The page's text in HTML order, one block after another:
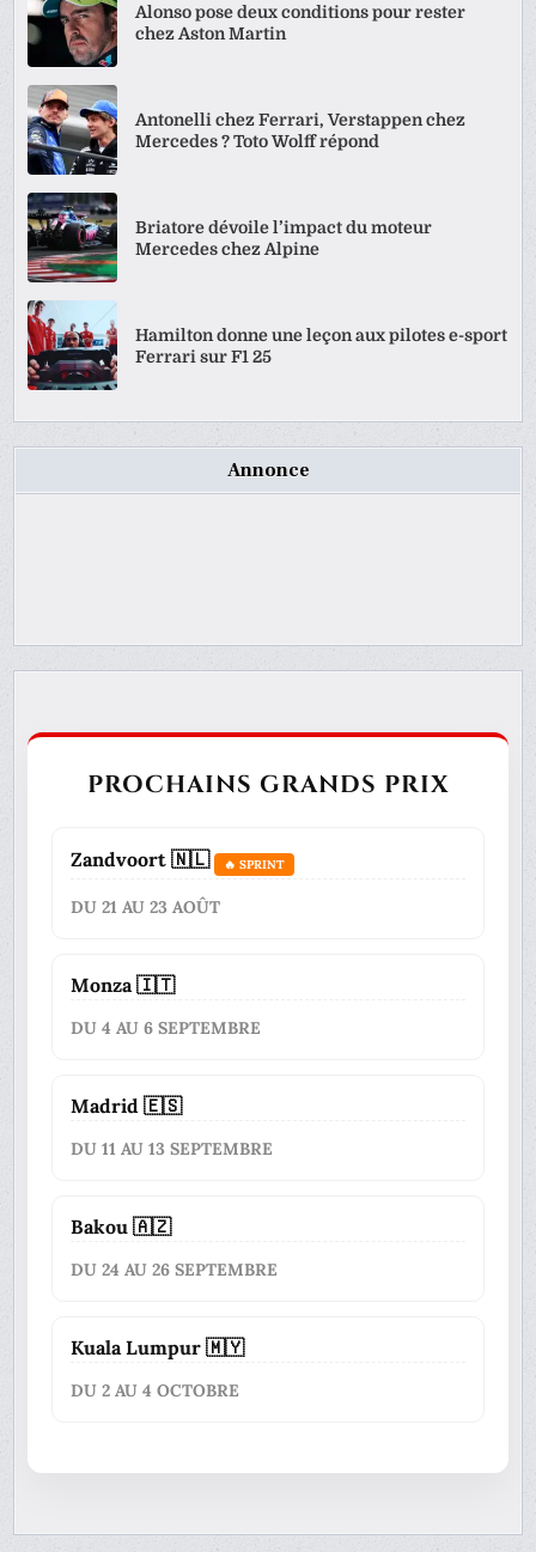
Alonso pose deux conditions pour rester
chez Aston Martin
Antonelli chez Ferrari, Verstappen chez
Mercedes ? Toto Wolff répond
Briatore dévoile l’impact du moteur
Mercedes chez Alpine
Hamilton donne une leçon aux pilotes e-sport
Ferrari sur F1 25
Annonce
PROCHAINS GRANDS PRIX
Zandvoort 🇳🇱 🔥 SPRINT
DU 21 AU 23 AOÛT
Monza 🇮🇹
DU 4 AU 6 SEPTEMBRE
Madrid 🇪🇸
DU 11 AU 13 SEPTEMBRE
Bakou 🇦🇿
DU 24 AU 26 SEPTEMBRE
Kuala Lumpur 🇲🇾
DU 2 AU 4 OCTOBRE